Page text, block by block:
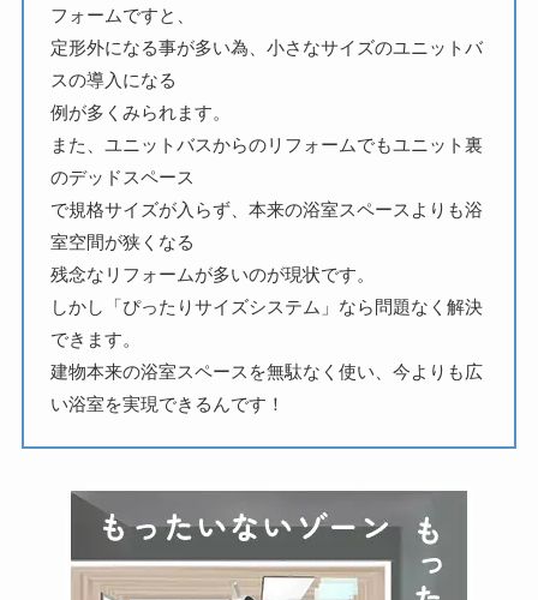
フォームですと、
定形外になる事が多い為、小さなサイズのユニットバ
スの導入になる
例が多くみられます。
また、ユニットバスからのリフォームでもユニット裏
のデッドスペース
で規格サイズが入らず、本来の浴室スペースよりも浴
室空間が狭くなる
残念なリフォームが多いのが現状です。
しかし「ぴったりサイズシステム」なら問題なく解決
できます。
建物本来の浴室スペースを無駄なく使い、今よりも広
い浴室を実現できるんです！